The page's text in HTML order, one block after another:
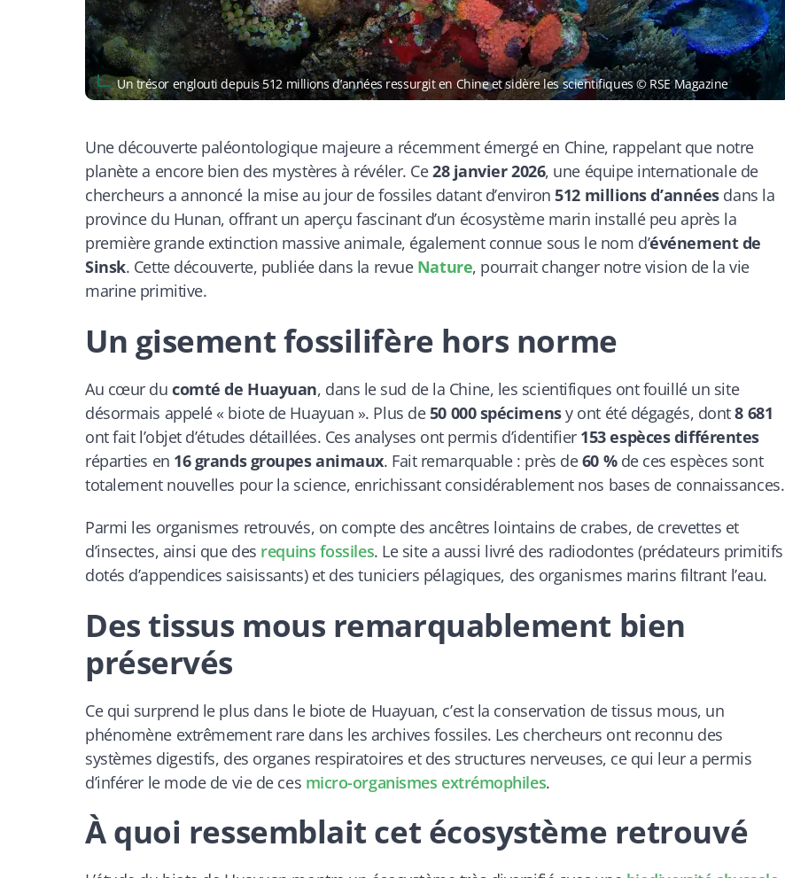
Un trésor englouti depuis 512 millions d’années ressurgit en Chine et sidère les scientifiques © RSE Magazine
Une découverte paléontologique majeure a récemment émergé en Chine, rappelant que notre
planète a encore bien des mystères à révéler. Ce28 janvier 2026, une équipe internationale de
chercheurs a annoncé la mise au jour de fossiles datant d’environ512 millions d’annéesdans la
province du Hunan, offrant un aperçu fascinant d’un écosystème marin installé peu après la
première grande extinction massive animale, également connue sous le nom d’événement de
Sinsk. Cette découverte, publiée dans la revue Nature, pourrait changer notre vision de la vie
marine primitive.
Un gisement fossilifère hors norme
Au cœur ducomté de Huayuan, dans le sud de la Chine, les scientifiques ont fouillé un site
désormais appelé « biote de Huayuan ». Plus de50 000 spécimensy ont été dégagés, dont8 681
ont fait l’objet d’études détaillées. Ces analyses ont permis d’identifier 153 espèces différentes
réparties en 16 grands groupes animaux. Fait remarquable : près de60 %de ces espèces sont
totalement nouvelles pour la science, enrichissant considérablement nos bases de connaissances.
Parmi les organismes retrouvés, on compte des ancêtres lointains de crabes, de crevettes et
d’insectes, ainsi que des requins fossiles. Le site a aussi livré des radiodontes (prédateurs primitifs
dotés d’appendices saisissants) et des tuniciers pélagiques, des organismes marins filtrant l’eau.
Des tissus mous remarquablement bien
préservés
Ce qui surprend le plus dans le biote de Huayuan, c’est la conservation de tissus mous, un
phénomène extrêmement rare dans les archives fossiles. Les chercheurs ont reconnu des
systèmes digestifs, des organes respiratoires et des structures nerveuses, ce qui leur a permis
d’inférer le mode de vie de ces micro-organismes extrémophiles.
À quoi ressemblait cet écosystème retrouvé